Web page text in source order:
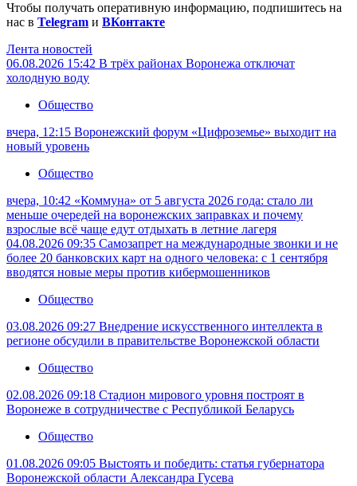
Чтобы получать оперативную информацию, подпишитесь на
нас в Telegram и ВКонтакте
Лента новостей
06.08.2026 15:42 В трёх районах Воронежа отключат
холодную воду
Общество
вчера, 12:15 Воронежский форум «Цифроземье» выходит на
новый уровень
Общество
вчера, 10:42 «Коммуна» от 5 августа 2026 года: стало ли
меньше очередей на воронежских заправках и почему
взрослые всё чаще едут отдыхать в летние лагеря
04.08.2026 09:35 Самозапрет на международные звонки и не
более 20 банковских карт на одного человека: с 1 сентября
вводятся новые меры против кибермошенников
Общество
03.08.2026 09:27 Внедрение искусственного интеллекта в
регионе обсудили в правительстве Воронежской области
Общество
02.08.2026 09:18 Стадион мирового уровня построят в
Воронеже в сотрудничестве с Республикой Беларусь
Общество
01.08.2026 09:05 Выстоять и победить: статья губернатора
Воронежской области Александра Гусева